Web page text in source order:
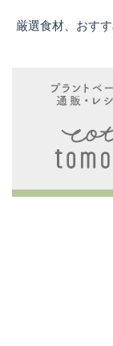
厳選食材、おす